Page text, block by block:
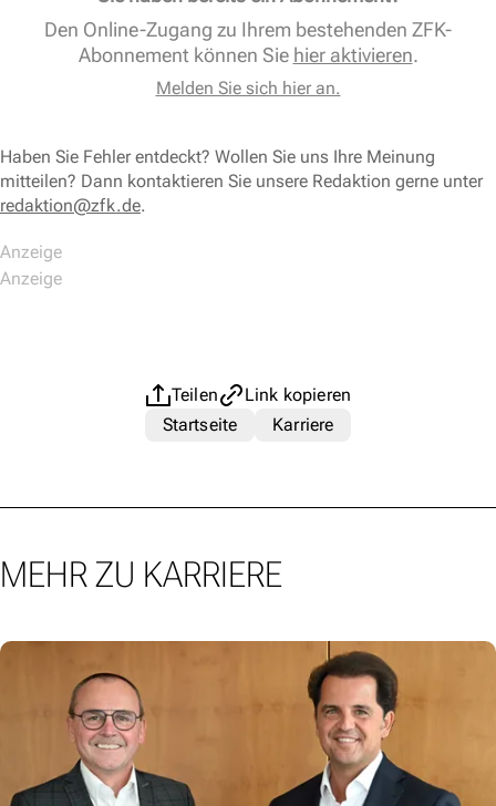
Den Online-Zugang zu Ihrem bestehenden ZFK-
Abonnement können Sie hier aktivieren.
Melden Sie sich hier an.
Haben Sie Fehler entdeckt? Wollen Sie uns Ihre Meinung
mitteilen? Dann kontaktieren Sie unsere Redaktion gerne unter
redaktion@zfk.de.
Teilen
Link kopieren
Startseite
Karriere
MEHR ZU KARRIERE